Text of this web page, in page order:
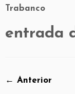
Trabanco
entrada
← Anterior